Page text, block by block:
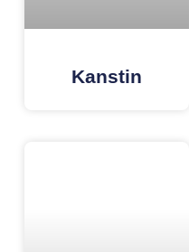
Kanstin